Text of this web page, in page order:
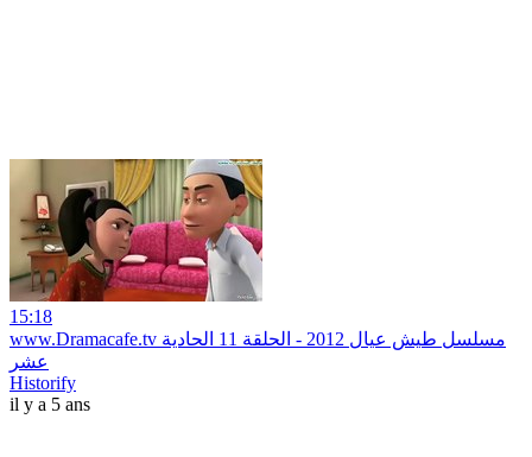
15:18
www.Dramacafe.tv مسلسل طيش عيال 2012 - الحلقة 11 الحادية
عشر
Historify
il y a 5 ans